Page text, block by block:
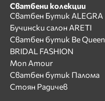
Сватбени колекции
Сватбен Бутик ALEGRA
Бучински салон ARETI
Сватбен бутик Be Queen
BRIDAL FASHION
Mon Amour
Сватбен бутик Палома
Стоян Радичев